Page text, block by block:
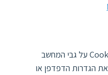
אם העדפתך היא כי לא יאוחסנו Cookies על גבי המחשב
הגדרות הדפדפן או